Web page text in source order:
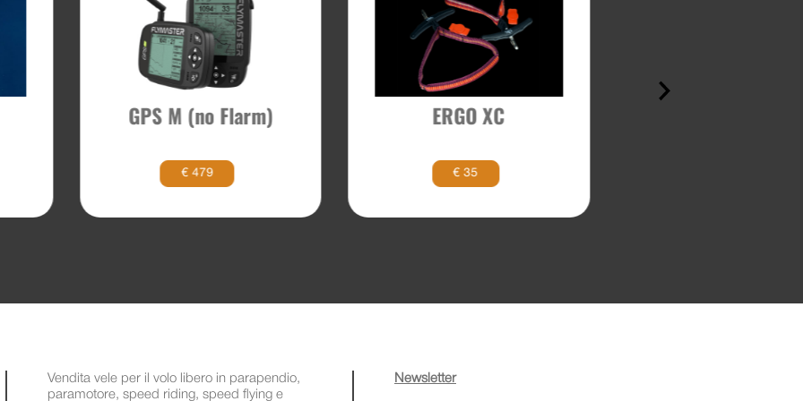
GPS M (no Flarm)
€ 479
ERGO XC
€ 35
Vendita vele per il volo libero in parapendio,
paramotore, speed riding, speed flying e
Newsletter